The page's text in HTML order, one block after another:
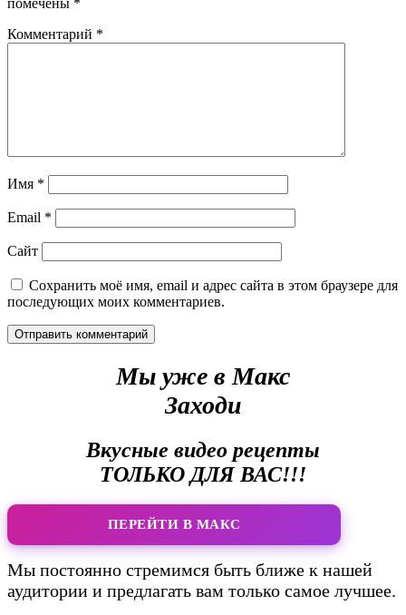
Комментарий *
Имя *
Email *
Сайт
Сохранить моё имя, email и адрес сайта в этом браузере для
последующих моих комментариев.
Мы уже в Макс
Заходи
Вкусные видео рецепты
ТОЛЬКО ДЛЯ ВАС!!!
ПЕРЕЙТИ В МАКС
Мы постоянно стремимся быть ближе к нашей
аудитории и предлагать вам только самое лучшее.